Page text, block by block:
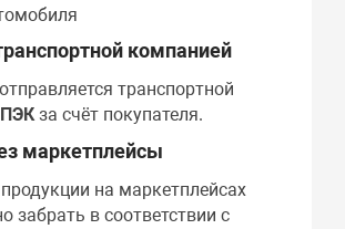
компанией
транспортной
ПЭКза счёт покупателя.
маркетплейсы
на маркетплейсах
забрать в соответствии с